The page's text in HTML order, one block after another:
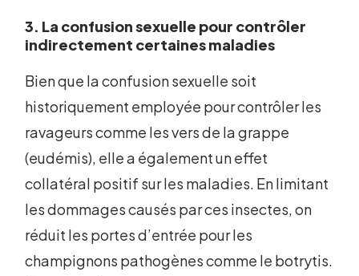
3. La confusion sexuelle pour contrôler
indirectement certaines maladies
Bien que la confusion sexuelle soit
historiquement employée pour contrôler les
ravageurs comme les vers de la grappe
(eudémis), elle a également un effet
collatéral positif sur les maladies. En limitant
les dommages causés par ces insectes, on
réduit les portes d’entrée pour les
champignons pathogènes comme le botrytis.